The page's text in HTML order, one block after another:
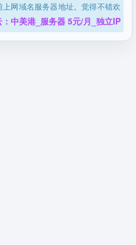
网域名服务器地址。觉得不错欢
：中美港_服务器 5元/月_独立IP